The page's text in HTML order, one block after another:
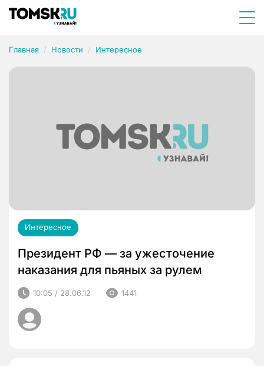
Главная Новости Интересное
Интересное
Президент РФ — за ужесточение
наказания для пьяных за рулем
10:05 / 28.06.12 1441